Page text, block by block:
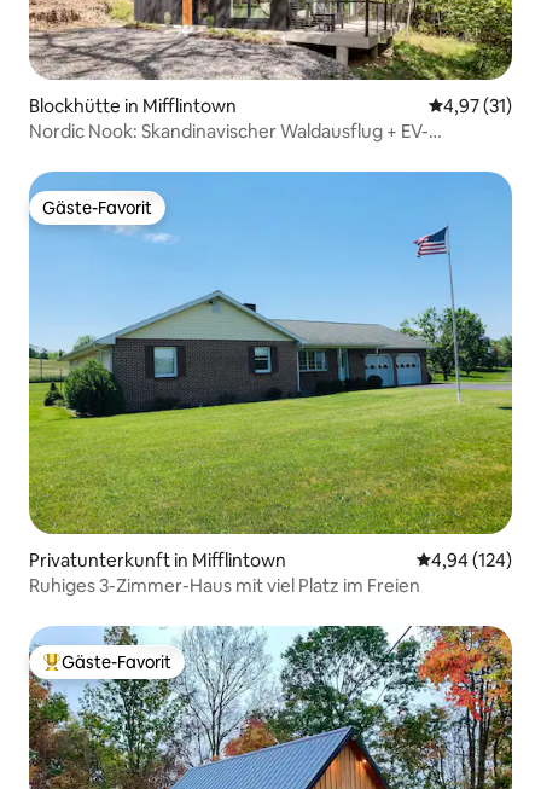
Blockhütte in Mifflintown
4,97 (31)
Nordic Nook: Skandinavischer Waldausflug + EV-
Gäste-Favorit
Gäste-Favorit
Privatunterkunft in Mifflintown
4,94 (124)
Ruhiges 3-Zimmer-Haus mit viel Platz im Freien
Beliebter Gäste-Favorit.
Gäste-Favorit